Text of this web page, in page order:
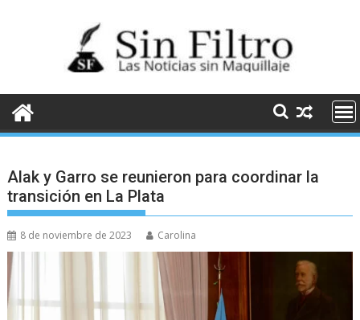
Alak y Garro se reunieron para coordinar la
transición en La Plata
8 de noviembre de 2023 Carolina